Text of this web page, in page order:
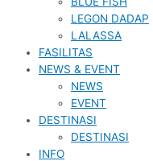
LEGON DADAP
LALASSA
FASILITAS
NEWS & EVENT
NEWS
EVENT
DESTINASI
DESTINASI
INFO